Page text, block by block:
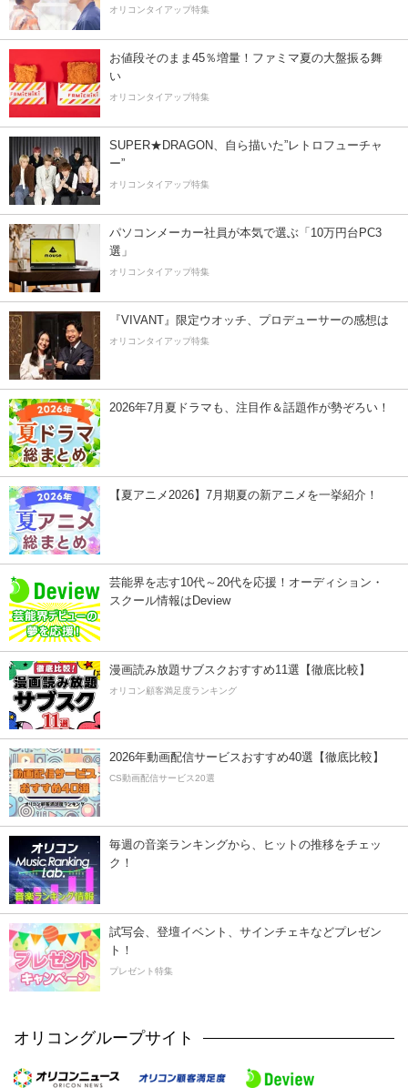
オリコンタイアップ特集
お値段そのまま45％増量！ファミマ夏の大盤振る舞
い
オリコンタイアップ特集
SUPER★DRAGON、自ら描いた”レトロフューチャ
ー”
オリコンタイアップ特集
パソコンメーカー社員が本気で選ぶ「10万円台PC3
選」
オリコンタイアップ特集
『VIVANT』限定ウオッチ、プロデューサーの感想は
オリコンタイアップ特集
2026年7月夏ドラマも、注目作＆話題作が勢ぞろい！
【夏アニメ2026】7月期夏の新アニメを一挙紹介！
芸能界を志す10代～20代を応援！オーディション・
スクール情報はDeview
漫画読み放題サブスクおすすめ11選【徹底比較】
オリコン顧客満足度ランキング
2026年動画配信サービスおすすめ40選【徹底比較】
CS動画配信サービス20選
毎週の音楽ランキングから、ヒットの推移をチェッ
ク！
試写会、登壇イベント、サインチェキなどプレゼン
ト！
プレゼント特集
オリコングループサイト